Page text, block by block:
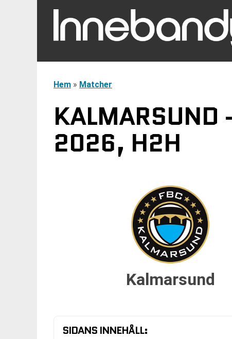
Hem » Matcher
KALMARSUND
2026, H2H
Kalmarsund
SIDANS INNEHÅLL: